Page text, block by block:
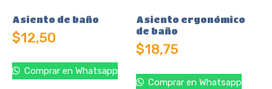
Asiento de baño
$12,50
Comprar en Whatsapp
Asiento ergonómico
de baño
$18,75
Comprar en Whatsapp